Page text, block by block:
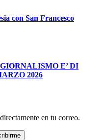
con San Francesco
E’ DI
2026
en tu correo.